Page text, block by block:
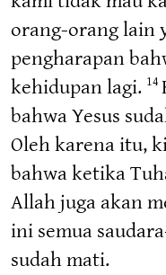
orang-orang lain
pengharapan
kehidupan lagi. 14
bahwa Yesus
Oleh karena itu,
bahwa ketika
Allah juga akan
ini semua
sudah mati.